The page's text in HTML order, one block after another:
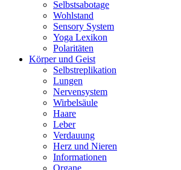
Selbstsabotage
Wohlstand
Sensory System
Yoga Lexikon
Polaritäten
Körper und Geist
Selbstreplikation
Lungen
Nervensystem
Wirbelsäule
Haare
Leber
Verdauung
Herz und Nieren
Informationen
Organe